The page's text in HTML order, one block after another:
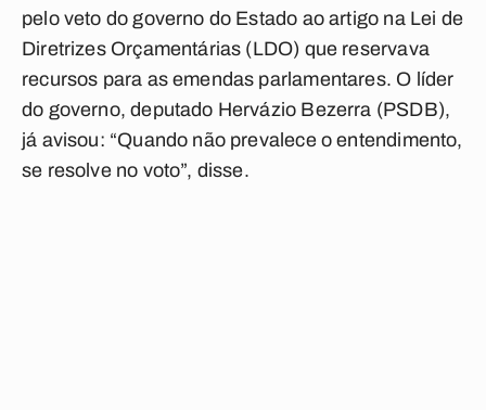
pelo veto do governo do Estado ao artigo na Lei de
Diretrizes Orçamentárias (LDO) que reservava
recursos para as emendas parlamentares. O líder
do governo, deputado Hervázio Bezerra (PSDB),
já avisou: “Quando não prevalece o entendimento,
se resolve no voto”, disse.